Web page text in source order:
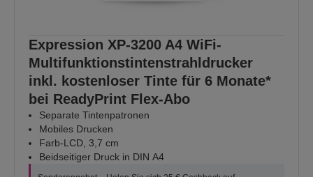
Expression XP-3200 A4 WiFi-
Multifunktionstintenstrahldrucker
inkl. kostenloser Tinte für 6 Monate*
bei ReadyPrint Flex-Abo
Separate Tintenpatronen
Mobiles Drucken
Farb-LCD, 3,7 cm
Beidseitiger Druck in DIN A4